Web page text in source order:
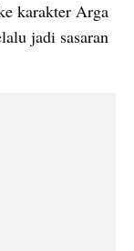
karakter Arga
jadi sasaran